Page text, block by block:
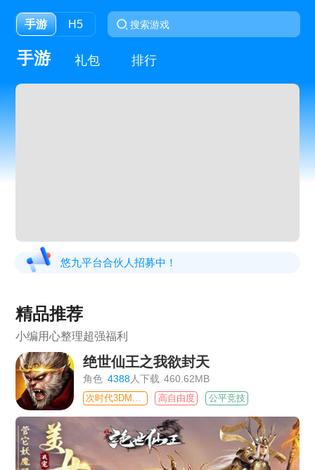
手游 H5
手游 礼包 排行
悠九平台合伙人招募中！
精品推荐
小编用心整理超强福利
绝世仙王之我欲封天
角色 4388人下载 460.62MB
高自由度 公平竞技